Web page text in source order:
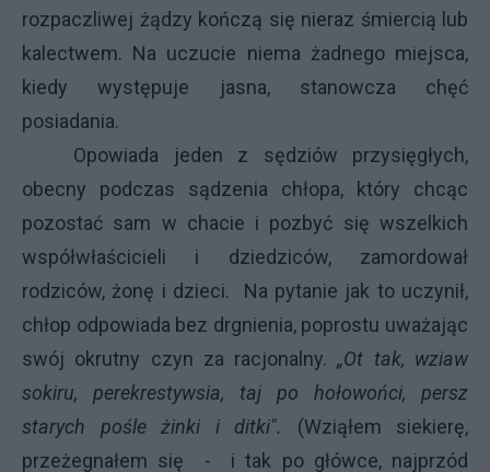
rozpaczliwej żądzy kończą się nieraz śmiercią lub
kalectwem. Na uczucie niema żadnego miejsca,
kiedy występuje jasna, stanowcza chęć
posiadania.
Opowiada jeden z sędziów przysięgłych,
obecny podczas sądzenia chłopa, który chcąc
pozostać sam w chacie i pozbyć się wszelkich
współwłaścicieli i dziedziców, zamordował
rodziców, żonę i dzieci. Na pytanie jak to uczynił,
chłop odpowiada bez drgnienia, poprostu uważając
swój okrutny czyn za racjonalny.„Ot tak, wziaw
sokiru, perekrestywsia, taj po hołowońci, persz
starych pośle żinki i ditki".
(Wziąłem siekierę,
przeżegnałem się - i tak po główce, najprzód